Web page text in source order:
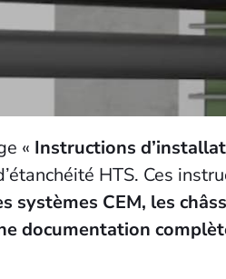
« Instructions
HTS. Ces
systèmes CEM, les
documentation